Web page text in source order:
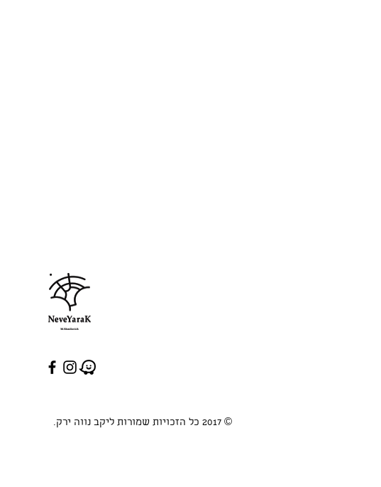
© 2017 כל הזכויות שמורות ליקב נווה ירק.